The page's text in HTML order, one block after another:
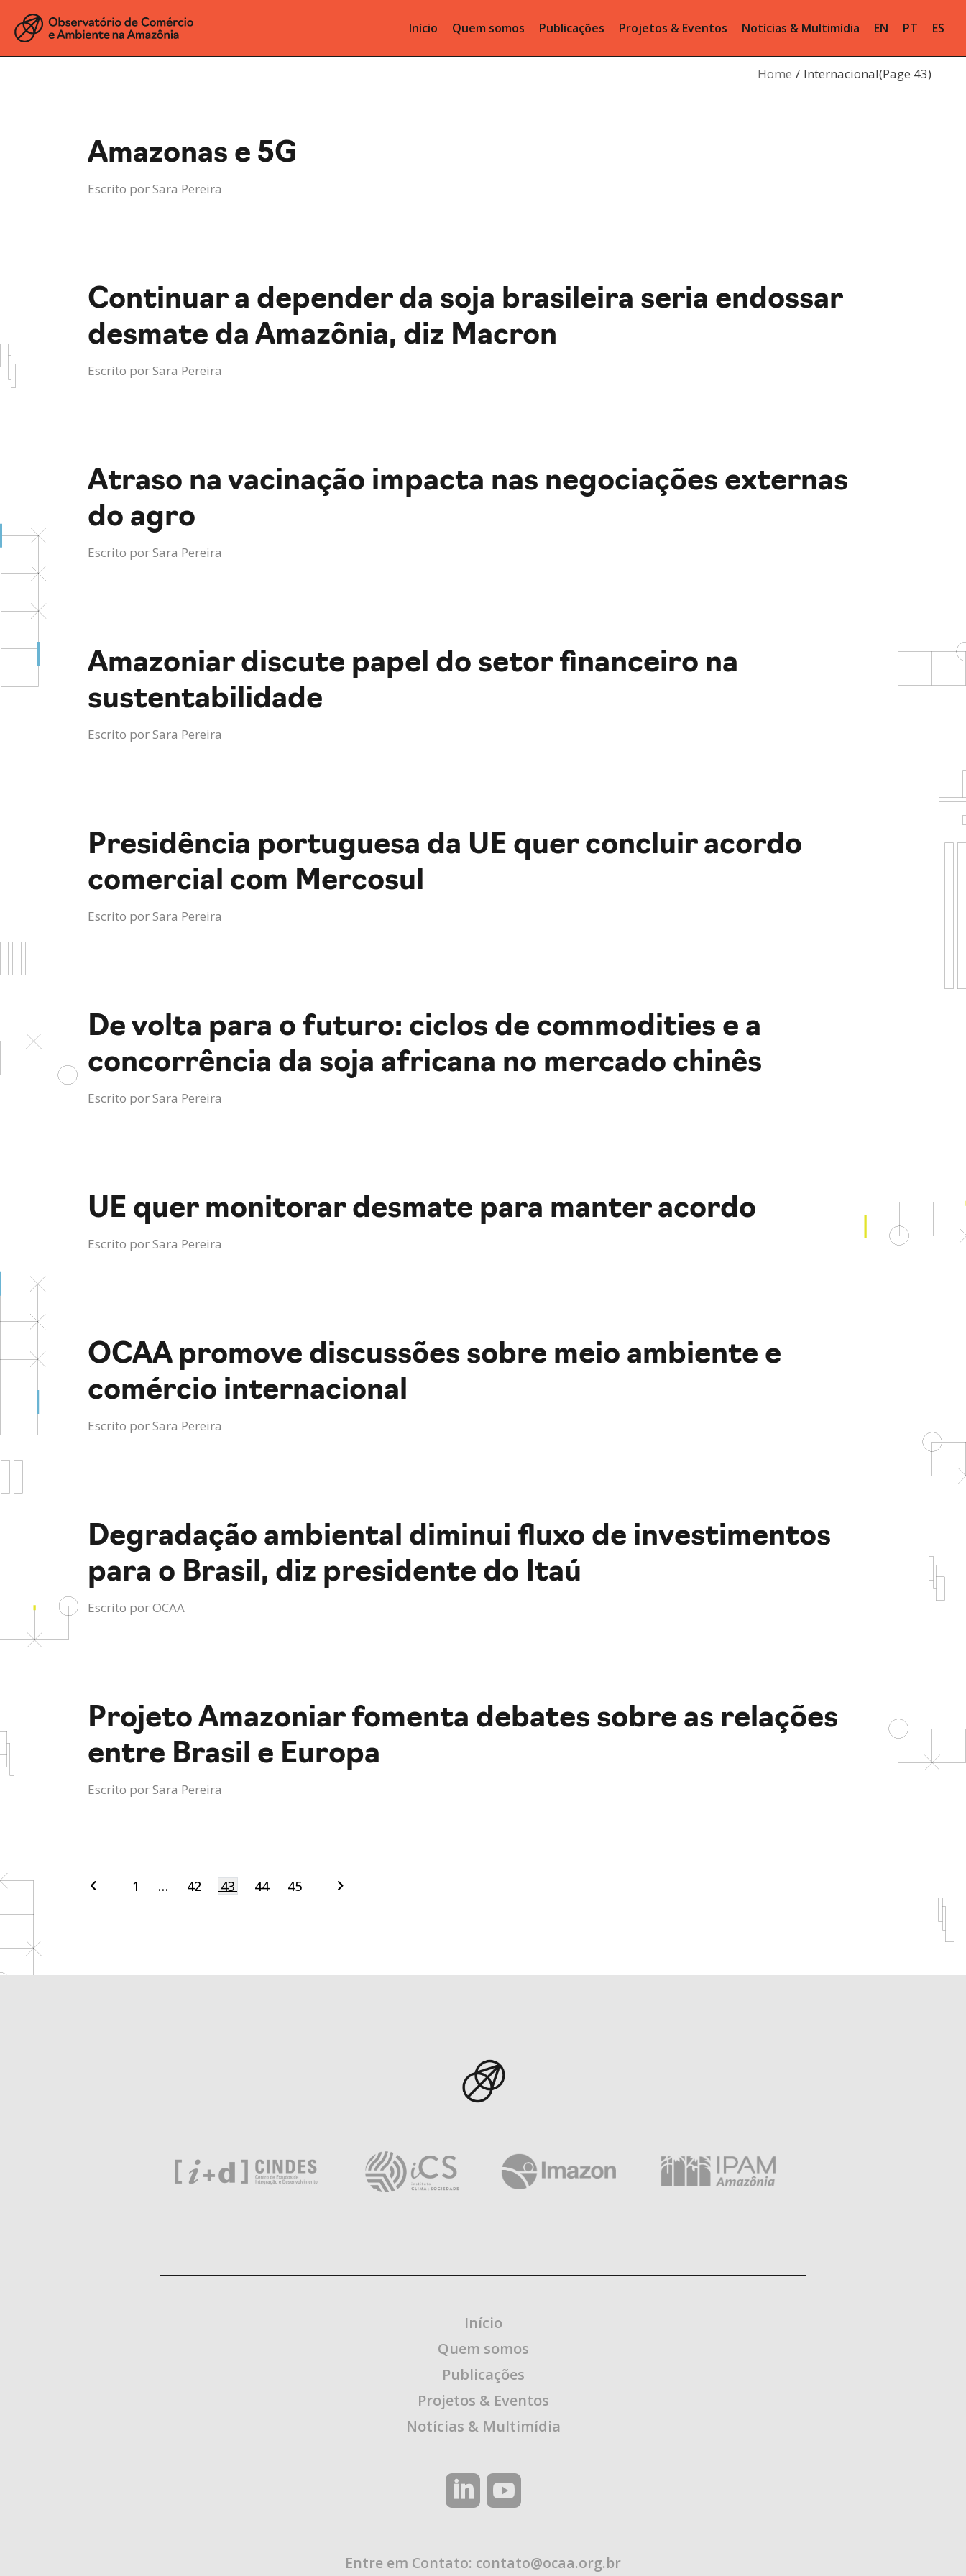
Início Quem somos Publicações Projetos & Eventos Notícias & Multimídia EN PT ES
Home Internacional(Page 43)
Amazonas e 5G
Escrito porSara Pereira
Continuar a depender da soja brasileira seria endossar
desmate da Amazônia, diz Macron
Escrito porSara Pereira
Atraso na vacinação impacta nas negociações externas
do agro
Escrito porSara Pereira
Amazoniar discute papel do setor financeiro na
sustentabilidade
Escrito porSara Pereira
Presidência portuguesa da UE quer concluir acordo
comercial com Mercosul
Escrito porSara Pereira
De volta para o futuro: ciclos de commodities e a
concorrência da soja africana no mercado chinês
Escrito porSara Pereira
UE quer monitorar desmate para manter acordo
Escrito porSara Pereira
OCAA promove discussões sobre meio ambiente e
comércio internacional
Escrito porSara Pereira
Degradação ambiental diminui fluxo de investimentos
para o Brasil, diz presidente do Itaú
Escrito porOCAA
Projeto Amazoniar fomenta debates sobre as relações
entre Brasil e Europa
Escrito porSara Pereira
1 … 42 43 44 45
Início
Quem somos
Publicações
Projetos & Eventos
Notícias & Multimídia
Entre em Contato: contato@ocaa.org.br